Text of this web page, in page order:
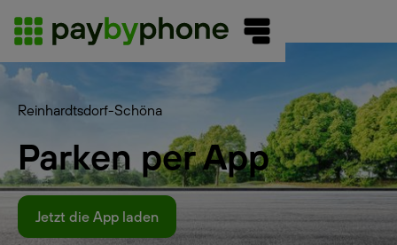
Reinhardtsdorf-Schöna
Parken per App
Jetzt die App laden